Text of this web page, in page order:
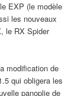
EXP (le modèle
les nouveaux
le RX Spider
modification de
qui obligera les
panoplie de